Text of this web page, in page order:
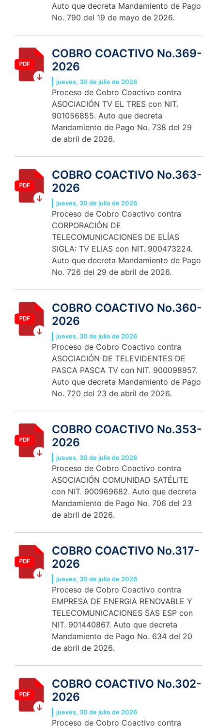
Auto que decreta Mandamiento de Pago
No. 790 del 19 de mayo de 2026.
COBRO COACTIVO No.369-
2026
jueves, 30 de julio de 2026
Proceso de Cobro Coactivo contra
ASOCIACIÓN TV EL TRES con NIT.
901056855. Auto que decreta
Mandamiento de Pago No. 738 del 29
de abril de 2026.
COBRO COACTIVO No.363-
2026
jueves, 30 de julio de 2026
Proceso de Cobro Coactivo contra
CORPORACIÓN DE
TELECOMUNICACIONES DE ELÍAS
SIGLA: TV ELIAS con NIT. 900473224.
Auto que decreta Mandamiento de Pago
No. 726 del 29 de abril de 2026.
COBRO COACTIVO No.360-
2026
jueves, 30 de julio de 2026
Proceso de Cobro Coactivo contra
ASOCIACIÓN DE TELEVIDENTES DE
PASCA PASCA TV con NIT. 900098957.
Auto que decreta Mandamiento de Pago
No. 720 del 23 de abril de 2026.
COBRO COACTIVO No.353-
2026
jueves, 30 de julio de 2026
Proceso de Cobro Coactivo contra
ASOCIACIÓN COMUNIDAD SATÉLITE
con NIT. 900969682. Auto que decreta
Mandamiento de Pago No. 706 del 23
de abril de 2026.
COBRO COACTIVO No.317-
2026
jueves, 30 de julio de 2026
Proceso de Cobro Coactivo contra
EMPRESA DE ENERGIA RENOVABLE Y
TELECOMUNICACIONES SAS ESP con
NIT. 901440867. Auto que decreta
Mandamiento de Pago No. 634 del 20
de abril de 2026.
COBRO COACTIVO No.302-
2026
jueves, 30 de julio de 2026
Proceso de Cobro Coactivo contra